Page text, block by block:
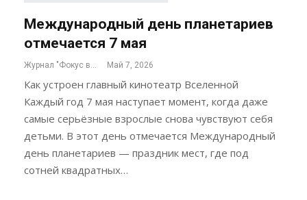
Международный день планетариев
отмечается 7 мая
Журнал "Фокус внимания" Май 7, 2026
Как устроен главный кинотеатр Вселенной
Каждый год 7 мая наступает момент, когда даже
самые серьёзные взрослые снова чувствуют себя
детьми. В этот день отмечается Международный
день планетариев — праздник мест, где под
сотней квадратных…